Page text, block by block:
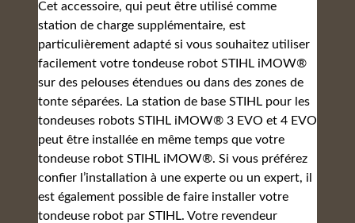
Cet accessoire, qui peut être utilisé comme
station de charge supplémentaire, est
particulièrement adapté si vous souhaitez utiliser
facilement votre tondeuse robot STIHL iMOW®
sur des pelouses étendues ou dans des zones de
tonte séparées. La station de base STIHL pour les
tondeuses robots STIHL iMOW® 3 EVO et 4 EVO
peut être installée en même temps que votre
tondeuse robot STIHL iMOW®. Si vous préférez
confier l’installation à une experte ou un expert, il
est également possible de faire installer votre
tondeuse robot par STIHL. Votre revendeur